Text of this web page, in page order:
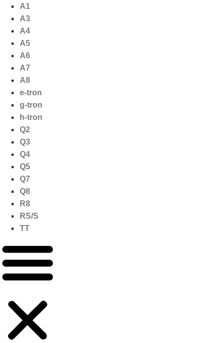
naar
inhoud
A1
A3
A4
A5
A6
A7
A8
e-tron
g-tron
h-tron
Q2
Q3
Q4
Q5
Q7
Q8
R8
RS/S
TT